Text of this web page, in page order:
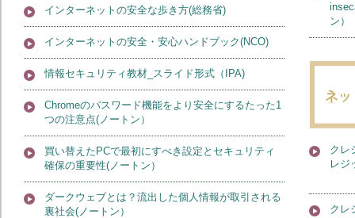
インターネットの安全な歩き方(総務省)
インターネットの安全・安心ハンドブック(NCO)
情報セキュリティ教材_スライド形式（IPA)
Chromeのパスワード機能をより安全にするたった1
つの注意点(ノートン）
買い替えたPCで最初にすべき設定とセキュリティ
確保の重要性(ノートン）
ダークウェブとは？流出した個人情報が取引される
裏社会(ノートン）
ン）
クレ
レジ
クレ